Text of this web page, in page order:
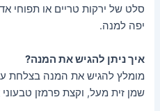
סלט של ירקות טריים או תפוחי
יפה למנה.
איך ניתן להגיש את המנה?
מומלץ להגיש את המנה בצלחת
שמן זית מעל, וקצת פרמזן טבעוני